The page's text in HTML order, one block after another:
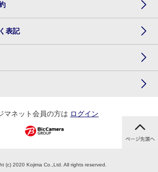
表記
マネット会員の方は ログイン
(c) 2020 Kojima Co.,Ltd. All rights reserved.